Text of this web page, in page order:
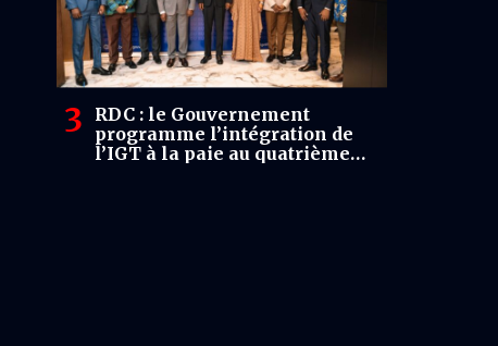
RDC : le Gouvernement
programme l’intégration de
l’IGT à la paie au quatrième